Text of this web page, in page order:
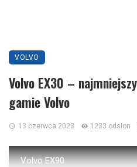
VOLVO
Volvo EX30 –
gamie Volvo
13 czerwca 2023 1233 odsłon
Volvo EX90